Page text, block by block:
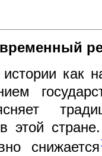
как
в этой
снижается